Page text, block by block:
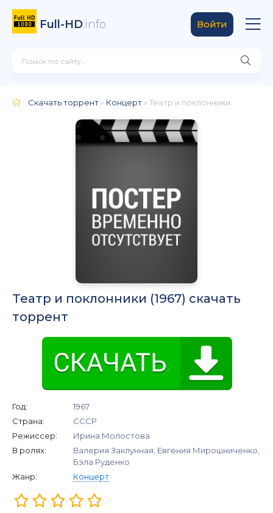
Full-HD.info Войти
Скачать торрент » Концерт » Театр и поклонники
Театр и поклонники (1967) скачать
торрент
Год:
1967
Страна:
СССР
Режиссер:
Ирина Молостова
В ролях:
Валерия Заклунная, Евгения Мирошниченко,
Бэла Руденко
Жанр:
Концерт